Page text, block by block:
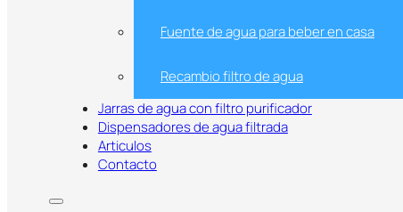
Fuente de agua para beber en casa
Recambio filtro de agua
Jarras de agua con filtro purificador
Dispensadores de agua filtrada
Articulos
Contacto